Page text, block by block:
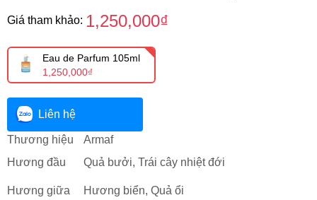
Giá tham khảo: 1,250,000₫
Eau de Parfum 105ml
1,250,000₫
Liên hệ
Thương hiệu
Armaf
Hương đầu
Quả bưởi, Trái cây nhiệt đới
Hương giữa Hương biển, Quả ổi